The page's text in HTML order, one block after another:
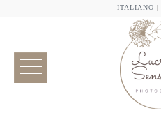
ITALIANO |